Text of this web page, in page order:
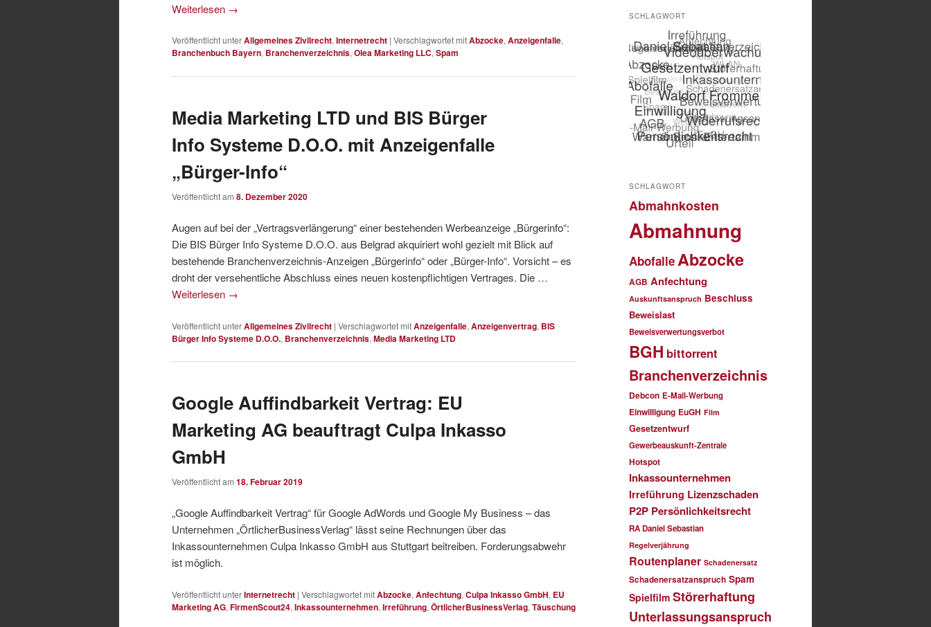
Weiterlesen →
Veröffentlicht unterAllgemeines Zivilrecht, Internetrecht | Verschlagwortet mitAbzocke, Anzeigenfalle,
Branchenbuch Bayern, Branchenverzeichnis, Olea Marketing LLC, Spam
Media Marketing LTD und BIS Bürger
Info Systeme D.O.O. mit Anzeigenfalle
„Bürger-Info“
Veröffentlicht am 8. Dezember 2020
Augen auf bei der „Vertragsverlängerung“ einer bestehenden Werbeanzeige „Bürgerinfo“:
Die BIS Bürger Info Systeme D.O.O. aus Belgrad akquiriert wohl gezielt mit Blick auf
bestehende Branchenverzeichnis-Anzeigen „Bürgerinfo“ oder „Bürger-Info“. Vorsicht – es
droht der versehentliche Abschluss eines neuen kostenpflichtigen Vertrages. Die …
Weiterlesen →
Veröffentlicht unterAllgemeines Zivilrecht | Verschlagwortet mitAnzeigenfalle, Anzeigenvertrag, BIS
Bürger Info Systeme D.O.O., Branchenverzeichnis, Media Marketing LTD
Google Auffindbarkeit Vertrag: EU
Marketing AG beauftragt Culpa Inkasso
GmbH
Veröffentlicht am 18. Februar 2019
„Google Auffindbarkeit Vertrag“ für Google AdWords und Google My Business – das
Unternehmen „ÖrtlicherBusinessVerlag“ lässt seine Rechnungen über das
Inkassounternehmen Culpa Inkasso GmbH aus Stuttgart beitreiben. Forderungsabwehr
ist möglich.
Veröffentlicht unterInternetrecht | Verschlagwortet mitAbzocke, Anfechtung, Culpa Inkasso GmbH, EU
Marketing AG, FirmenScout24, Inkassounternehmen, Irreführung, ÖrtlicherBusinessVerlag, Täuschung
SCHLAGWORT
SCHLAGWORT
Abmahnkosten
Abmahnung
AbofalleAbzocke
AGB Anfechtung
Auskunftsanspruch Beschluss
Beweislast
Beweisverwertungsverbot
BGH bittorrent
Branchenverzeichnis
Debcon E-Mail-Werbung
Einwilligung EuGH Film
Gesetzentwurf
Gewerbeauskunft-Zentrale
Hotspot
Inkassounternehmen
Irreführung Lizenzschaden
P2P Persönlichkeitsrecht
RA Daniel Sebastian
Regelverjährung
Routenplaner Schadenersatz
Schadenersatzanspruch Spam
Spielfilm Störerhaftung
Unterlassungsanspruch